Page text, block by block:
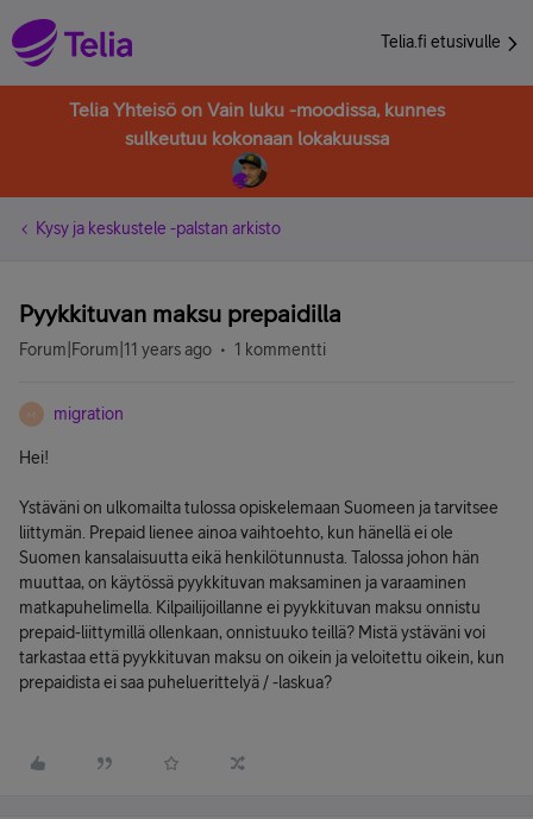
Telia.fi etusivulle
Telia Yhteisö on Vain luku -moodissa, kunnes
sulkeutuu kokonaan lokakuussa
Kysy ja keskustele -palstan arkisto
Pyykkituvan maksu prepaidilla
Forum|Forum|11 years ago 1 kommentti
M migration
Hei!
Ystäväni on ulkomailta tulossa opiskelemaan Suomeen ja tarvitsee
liittymän. Prepaid lienee ainoa vaihtoehto, kun hänellä ei ole
Suomen kansalaisuutta eikä henkilötunnusta. Talossa johon hän
muuttaa, on käytössä pyykkituvan maksaminen ja varaaminen
matkapuhelimella. Kilpailijoillanne ei pyykkituvan maksu onnistu
prepaid-liittymillä ollenkaan, onnistuuko teillä? Mistä ystäväni voi
tarkastaa että pyykkituvan maksu on oikein ja veloitettu oikein, kun
prepaidista ei saa puheluerittelyä / -laskua?